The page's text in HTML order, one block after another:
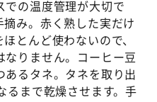
での温度管理が大切で
み。赤く熟した実だけ
とんど使わないので、
りません。コーヒー豆
るタネ。タネを取り出
るまで乾燥させます。手